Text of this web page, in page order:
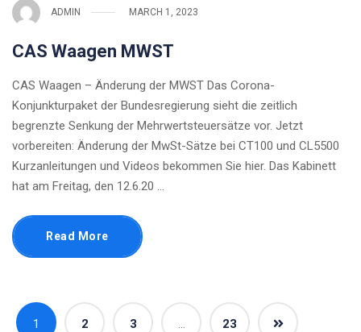
ADMIN MARCH 1, 2023
CAS Waagen MWST
CAS Waagen – Änderung der MWST Das Corona-
Konjunkturpaket der Bundesregierung sieht die zeitlich
begrenzte Senkung der Mehrwertsteuersätze vor. Jetzt
vorbereiten: Änderung der MwSt-Sätze bei CT100 und CL5500
Kurzanleitungen und Videos bekommen Sie hier. Das Kabinett
hat am Freitag, den 12.6.20 …
Read More
1 2 3 23